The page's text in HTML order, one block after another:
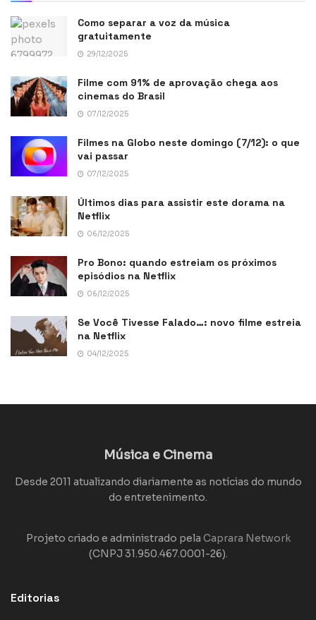
Como separar a voz da música
gratuitamente
29/12/2025
Filme com 91% de aprovação chega aos
cinemas do Brasil
07/12/2025
Filmes na Globo neste domingo (7/12): o que
vai passar
07/12/2025
Últimos dias para assistir este dorama na
Netflix
06/12/2025
Pro Bono: quando estreiam os próximos
episódios na Netflix
06/12/2025
Se Você Tivesse Falado…: novo filme estreia
na Netflix
04/12/2025
Música e Cinema
Desde 2011 atualizando diariamente as notícias do mundo
do entretenimento.
Projeto criado e administrado pela Caprara Network
(CNPJ 31.950.467.0001-26).
Editorias